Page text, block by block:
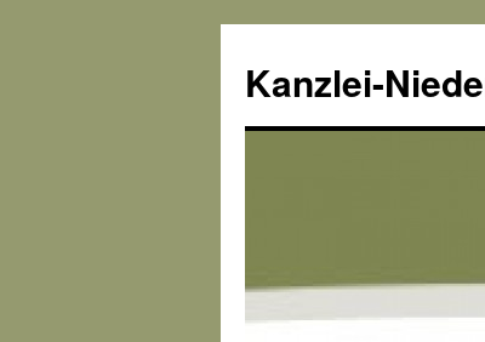
Kanzlei-